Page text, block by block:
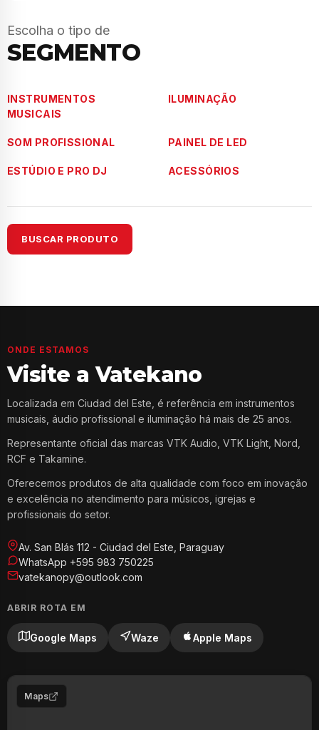
Escolha o tipo de
SEGMENTO
INSTRUMENTOS
MUSICAIS
ILUMINAÇÃO
SOM PROFISSIONAL PAINEL DE LED
ESTÚDIO E PRO DJ ACESSÓRIOS
BUSCAR PRODUTO
ONDE ESTAMOS
Visite a Vatekano
Localizada em Ciudad del Este, é referência em instrumentos
musicais, áudio profissional e iluminação há mais de 25 anos.
Representante oficial das marcas VTK Audio, VTK Light, Nord,
RCF e Takamine.
Oferecemos produtos de alta qualidade com foco em inovação
e excelência no atendimento para músicos, igrejas e
profissionais do setor.
Av. San Blás 112 - Ciudad del Este, Paraguay
WhatsApp +595 983 750225
vatekanopy@outlook.com
ABRIR ROTA EM
Google Maps Waze Apple Maps
Maps